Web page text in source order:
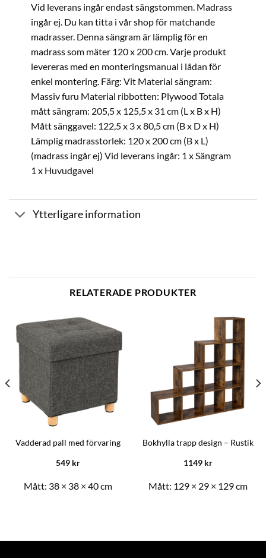
Vid leverans ingår endast sängstommen. Madrass
ingår ej. Du kan titta i vår shop för matchande
madrasser. Denna sängram är lämplig för en
madrass som mäter 120 x 200 cm. Varje produkt
levereras med en monteringsmanual i lådan för
enkel montering. Färg: Vit Material sängram:
Massiv furu Material ribbotten: Plywood Totala
mått sängram: 205,5 x 125,5 x 31 cm (L x B x H)
Mått sänggavel: 122,5 x 3 x 80,5 cm (B x D x H)
Lämplig madrasstorlek: 120 x 200 cm (B x L)
(madrass ingår ej) Vid leverans ingår: 1 x Sängram
1 x Huvudgavel
Ytterligare information
RELATERADE PRODUKTER
Vadderad pall med förvaring
549 kr
Mått: 38 × 38 × 40 cm
Bokhylla trapp design – Rustik
1149 kr
Mått: 129 × 29 × 129 cm